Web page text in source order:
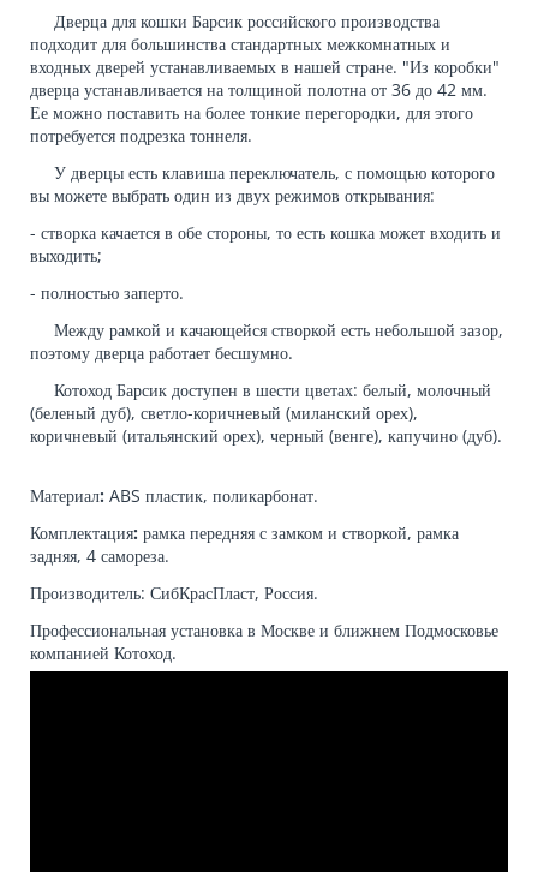
Дверца для кошки Барсик российского производства
подходит для большинства стандартных межкомнатных и
входных дверей устанавливаемых в нашей стране. "Из коробки"
дверца устанавливается на толщиной полотна от 36 до 42 мм.
Ее можно поставить на более тонкие перегородки, для этого
потребуется подрезка тоннеля.
У дверцы есть клавиша переключатель, с помощью которого
вы можете выбрать один из двух режимов открывания:
- створка качается в обе стороны, то есть кошка может входить и
выходить;
- полностью заперто.
Между рамкой и качающейся створкой есть небольшой зазор,
поэтому дверца работает бесшумно.
Котоход Барсик доступен в шести цветах: белый, молочный
(беленый дуб), светло-коричневый (миланский орех),
коричневый (итальянский орех), черный (венге), капучино (дуб).
Материал: ABS пластик, поликарбонат.
Комплектация: рамка передняя с замком и створкой, рамка
задняя, 4 самореза.
Производитель: СибКрасПласт, Россия.
Профессиональная установка в Москве и ближнем Подмосковье
компанией Котоход.